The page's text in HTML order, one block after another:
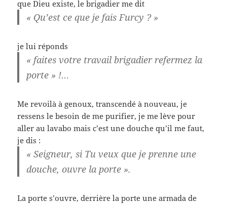
que Dieu existe, le brigadier me dit
« Qu’est ce que je fais Furcy ? »
je lui réponds
« faites votre travail brigadier refermez la
porte » !…
Me revoilà à genoux, transcendé à nouveau, je
ressens le besoin de me purifier, je me lève pour
aller au lavabo mais c’est une douche qu’il me faut,
je dis :
« Seigneur, si Tu veux que je prenne une
douche, ouvre la porte ».
La porte s’ouvre, derrière la porte une armada de